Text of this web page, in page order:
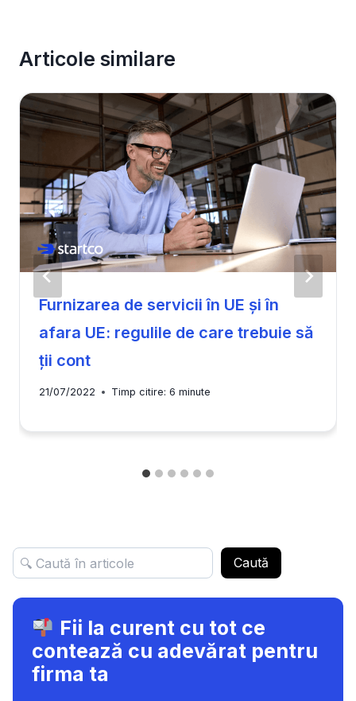
Articole similare
Furnizarea de servicii în UE și în
afara UE: regulile de care trebuie să
ții cont
21/07/2022 Timp citire: 6 minute
Caută
Fii la curent cu tot ce
contează cu adevărat pentru
firma ta